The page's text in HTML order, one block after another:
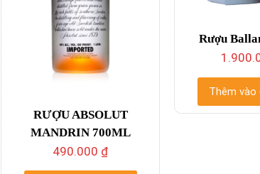
RƯỢU ABSOLUT
MANDRIN 700ML
490.000 ₫
Rượu
Thêm vào